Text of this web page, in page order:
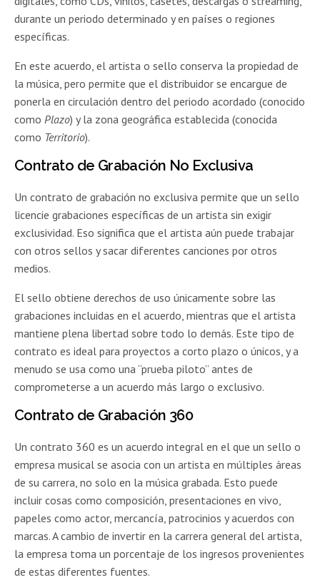
durante un periodo determinado y en países o regiones
específicas.
En este acuerdo, el artista o sello conserva la propiedad de
la música, pero permite que el distribuidor se encargue de
ponerla en circulación dentro del periodo acordado (conocido
comoPlazo) y la zona geográfica establecida (conocida
como Territorio).
Contrato de Grabación No Exclusiva
Un contrato de grabación no exclusiva permite que un sello
licencie grabaciones específicas de un artista sin exigir
exclusividad. Eso significa que el artista aún puede trabajar
con otros sellos y sacar diferentes canciones por otros
medios.
El sello obtiene derechos de uso únicamente sobre las
grabaciones incluidas en el acuerdo, mientras que el artista
mantiene plena libertad sobre todo lo demás. Este tipo de
contrato es ideal para proyectos a corto plazo o únicos, y a
menudo se usa como una “prueba piloto” antes de
comprometerse a un acuerdo más largo o exclusivo.
Contrato de Grabación 360
Un contrato 360 es un acuerdo integral en el que un sello o
empresa musical se asocia con un artista en múltiples áreas
de su carrera, no solo en la música grabada. Esto puede
incluir cosas como composición, presentaciones en vivo,
papeles como actor, mercancía, patrocinios y acuerdos con
marcas. A cambio de invertir en la carrera general del artista,
la empresa toma un porcentaje de los ingresos provenientes
de estas diferentes fuentes.